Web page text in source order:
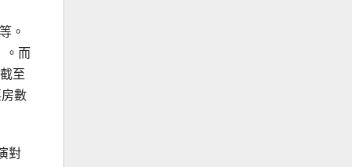
。
。而
至
數
對